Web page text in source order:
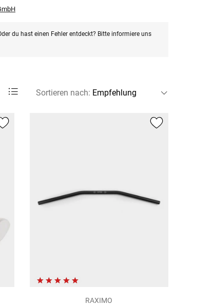
du hast einen Fehler entdeckt? Bitte informiere uns
Sortieren nach:
RAXIMO